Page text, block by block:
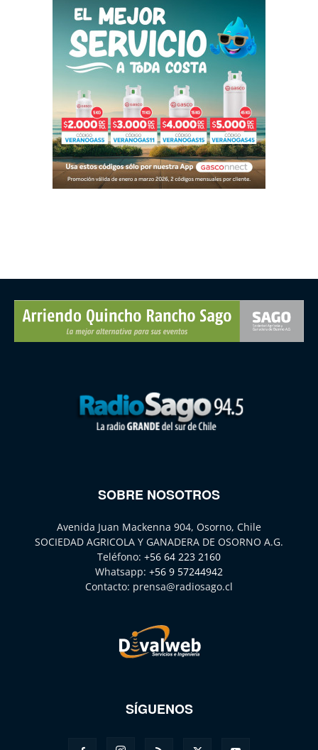
SOBRE NOSOTROS
Avenida Juan Mackenna 904, Osorno, Chile
SOCIEDAD AGRICOLA Y GANADERA DE OSORNO A.G.
Teléfono: +56 64 223 2160
Whatsapp: +56 9 57244942
Contacto: prensa@radiosago.cl
SÍGUENOS